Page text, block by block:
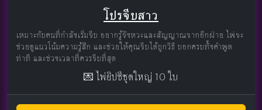
โปรจีบสาว
เหมาะกับคนที่กำลังเริ่มจีบ อยากรู้จังหวะและสัญญาณจากอีกฝ่าย ไพ่จะ
ช่วยดูแนวโน้มความรู้สึก และช่วยให้คุณจีบได้ถูกวิธี บอกครบทั้งคำพูด
ท่าที และช่วงเวลาที่ควรจีบที่สุด
💌 ไพ่ยิปซีชุดใหญ่ 10 ใบ